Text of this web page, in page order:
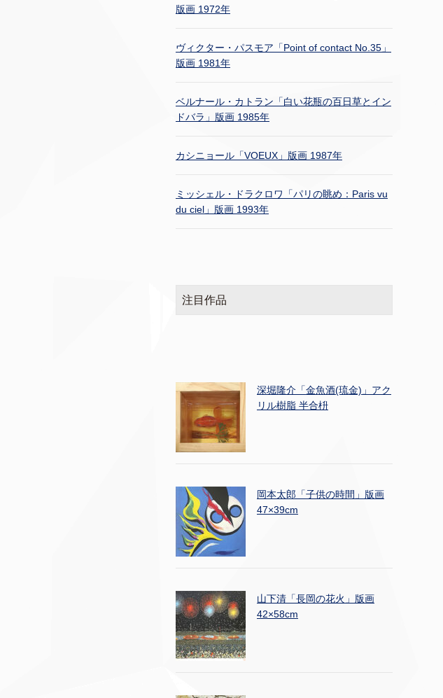
版画 1972年
ヴィクター・パスモア「Point of contact No.35」
版画 1981年
ベルナール・カトラン「白い花瓶の百日草とイン
ドバラ」版画 1985年
カシニョール「VOEUX」版画 1987年
ミッシェル・ドラクロワ「パリの眺め：Paris vu
du ciel」版画 1993年
注目作品
深堀隆介「金魚酒(琉金)」アク
リル樹脂 半合枡
岡本太郎「子供の時間」版画
47×39cm
山下清「長岡の花火」版画
42×58cm